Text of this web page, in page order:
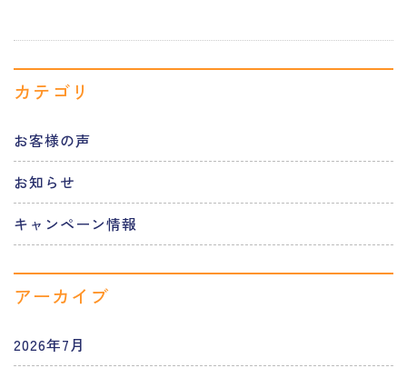
カテゴリ
お客様の声
お知らせ
キャンペーン情報
アーカイブ
2026年7月